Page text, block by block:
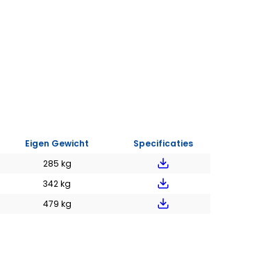
Eigen Gewicht
Specificaties
285 kg
342 kg
479 kg